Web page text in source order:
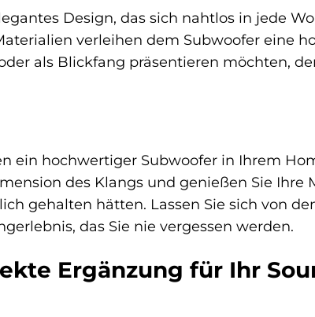
Design, das sich nahtlos in jede
verleihen dem Subwoofer eine
als Blickfang präsentieren möchten,
ein hochwertiger Subwoofer in Ihrem
des Klangs und genießen Sie Ihre
gehalten hätten. Lassen Sie sich von
das Sie nie vergessen werden.
Ergänzung für Ihr